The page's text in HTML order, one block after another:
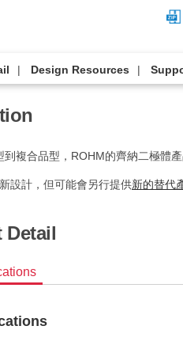
Design Resources
到複合品型，ROHM的齊納二極體產
設計，但可能會另行提供新的替代
Detail